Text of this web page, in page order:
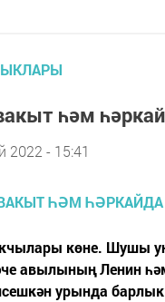
һәм
2022 - 15:41
көне. Шушы
авылының Ленин
урында